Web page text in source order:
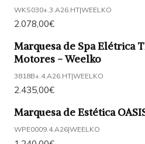
WKS030+.3.A26.HT|WEELKO
2.078,00€
Marquesa de Spa Elétrica
Motores - Weelko
3818B+.4.A26.HT|WEELKO
2.435,00€
Marquesa de Estética
WPE0009.4.A26|WEELKO